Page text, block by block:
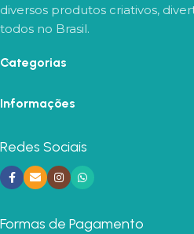
diversos produtos criativos,
todos no Brasil.
Categorias
Informações
Redes Sociais
Formas de Pagamento